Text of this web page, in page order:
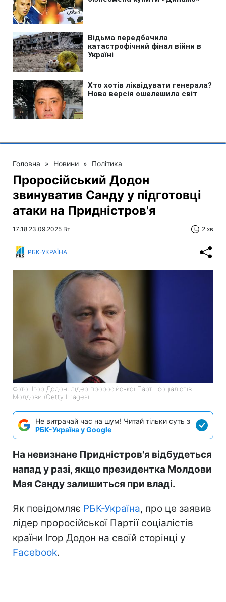
Головна » Новини » Політика
Проросійський Додон
звинуватив Санду у підготовці
атаки на Придністров'я
17:18 23.09.2025 Вт 2 хв
РБК-УКРАЇНА
Фото: Ігор Додон, лідер проросійської Партії соціалістів
Молдови (Getty Images)
Не витрачай час на шум! Читай тільки суть з
РБК-Україна у Google
На невизнане Придністров'я відбудеться
напад у разі, якщо президентка Молдови
Мая Санду залишиться при владі.
Як повідомляє РБК-Україна, про це заявив
лідер проросійської Партії соціалістів
країни Ігор Додон на своїй сторінці у
Facebook.